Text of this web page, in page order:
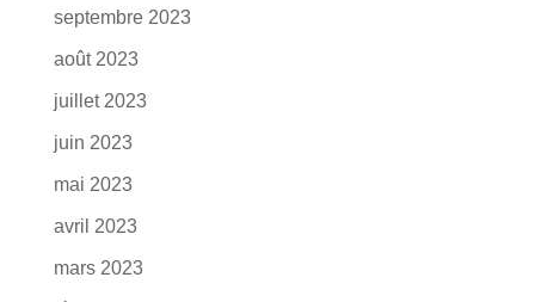
septembre 2023
août 2023
juillet 2023
juin 2023
mai 2023
avril 2023
mars 2023